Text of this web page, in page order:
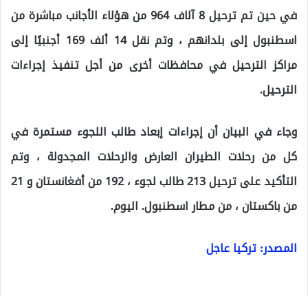
في حين تم ترحيل 8 آلاف 964 من هؤلاء الأجانب مباشرة من
اسطنبول إلى بلدانهم ، وتم نقل 14 ألف 169 أجنبيًا إلى
مراكز الترحيل في محافظات أخرى من أجل تنفيذ إجراءات
الترحيل.
وجاء في البيان أن إجراءات إبعاد طالب اللجوء مستمرة في
كل من رحلات الطيران العارض والرحلات المجدولة ، وتم
التأكيد على ترحيل 213 طالب لجوء ، 192 من أفغانستان و 21
من باكستان ، من مطار اسطنبول. اليوم.
المصدر: تركيا عاجل